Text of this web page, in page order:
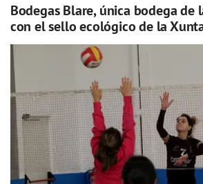
Bodegas Blare, única bodega de
con el sello ecológico de la